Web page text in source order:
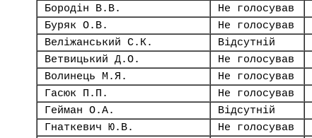
Бородін В.В.
Не голосував
Буряк О.В.
Не голосував
Веліжанський С.К.
Відсутній
Ветвицький Д.О.
Не голосував
Волинець М.Я.
Не голосував
Гасюк П.П.
Не голосував
Гейман О.А.
Відсутній
Гнаткевич Ю.В.
Не голосував